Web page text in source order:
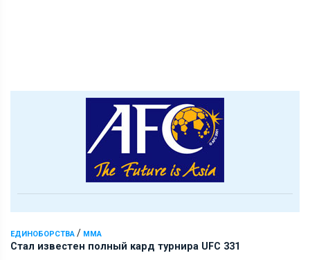
ЕДИНОБОРСТВА / ММА
Стал известен полный кард турнира UFC 331